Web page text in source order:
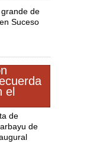
de
Suceso
de
de